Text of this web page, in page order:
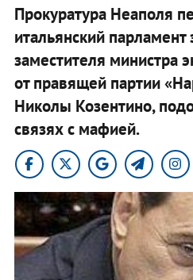
Прокуратура Неаполя
итальянский парламент
заместителя министра
от правящей партии
Николы Козентино,
связях с мафией.